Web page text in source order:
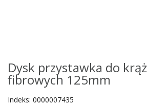
Dysk przystawka do
fibrowych 125mm
Indeks: 0000007435